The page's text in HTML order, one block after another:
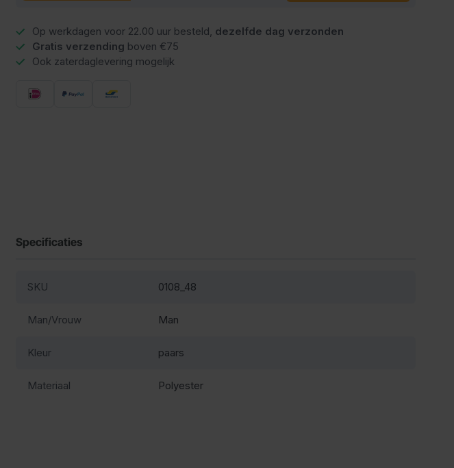
Op werkdagen voor 22.00 uur besteld, dezelfde dag verzonden
Gratis verzending boven €75
Ook zaterdaglevering mogelijk
Specificaties
SKU 0108_48
Man/Vrouw Man
Kleur paars
Materiaal Polyester